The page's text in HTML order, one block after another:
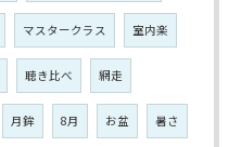
マスタークラス 室内楽
聴き比べ 網走
月鉾 8月 お盆 暑さ